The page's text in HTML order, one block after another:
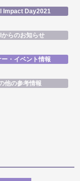
Impact Day2021
からのお知らせ
ー・イベント情報
他の参考情報